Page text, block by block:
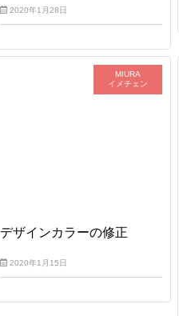
2020年1月28日
MIURA
イメチェン
デザインカラーの修正
2020年1月15日